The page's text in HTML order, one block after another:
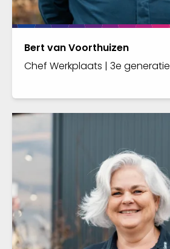
Bert van Voorthuizen
Chef Werkplaats | 3e generatie